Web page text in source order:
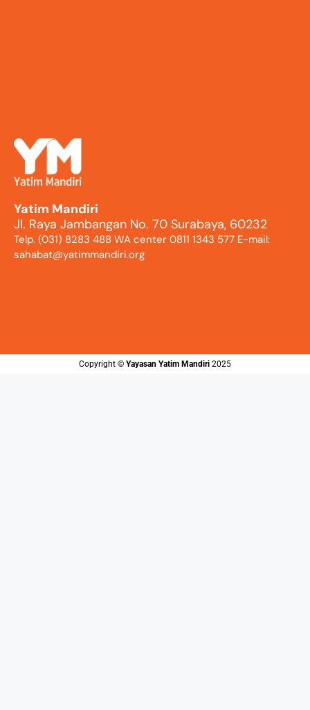
Yatim Mandiri
Jl. Raya Jambangan No. 70 Surabaya, 60232
Telp. (031) 8283 488 WA center 0811 1343 577 E-mail:
sahabat@yatimmandiri.org
Copyright ©️ Yayasan Yatim Mandiri 2025